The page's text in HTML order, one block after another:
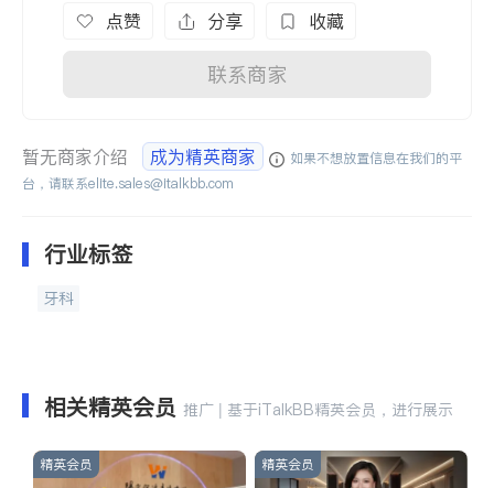
点赞 分享 收藏
联系商家
暂无商家介绍 成为精英商家
如果不想放置信息在我们的平
台，请联系elite.sales@italkbb.com
行业标签
牙科
相关精英会员 推广 | 基于iTalkBB精英会员，进行展示
精英会员 精英会员